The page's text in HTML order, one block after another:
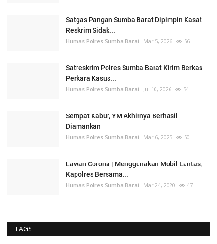
Satgas Pangan Sumba Barat Dipimpin Kasat
Reskrim Sidak...
Humas Polres Sumba Barat Mar 5, 2026 56
Satreskrim Polres Sumba Barat Kirim Berkas
Perkara Kasus...
Humas Polres Sumba Barat Jul 10, 2026 54
Sempat Kabur, YM Akhirnya Berhasil
Diamankan
Humas Polres Sumba Barat Mar 6, 2025 50
Lawan Corona | Menggunakan Mobil Lantas,
Kapolres Bersama...
Humas Polres Sumba Barat Mar 24, 2020 47
TAGS